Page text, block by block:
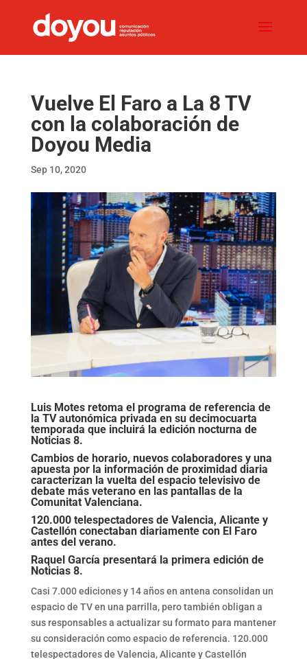
Vuelve El Faro a La 8 TV
con la colaboración de
Doyou Media
Sep 10, 2020
Luis Motes retoma el programa de referencia de
la TV autonómica privada en su decimocuarta
temporada que incluirá la edición nocturna de
Noticias 8.
Cambios de horario, nuevos colaboradores y una
apuesta por la información de proximidad diaria
caracterizan la vuelta del espacio televisivo de
debate más veterano en las pantallas de la
Comunitat Valenciana.
120.000 telespectadores de Valencia, Alicante y
Castellón conectaban diariamente con El Faro
antes del verano.
Raquel García presentará la primera edición de
Noticias 8.
Casi 7.000 ediciones y 14 años en antena consolidan un
espacio de TV en una parrilla, pero también obligan a
sus responsables a actualizar su formato para mantener
su consideración como espacio de referencia. 120.000
telespectadores de Valencia, Alicante y Castellón